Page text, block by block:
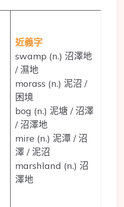
近義字
swamp (n.) 沼澤地
/ 濕地
morass (n.) 泥沼 /
困境
bog (n.) 泥塘 / 沼澤
/ 沼澤地
mire (n.) 泥潭 / 沼
澤 / 泥沼
marshland (n.) 沼
澤地